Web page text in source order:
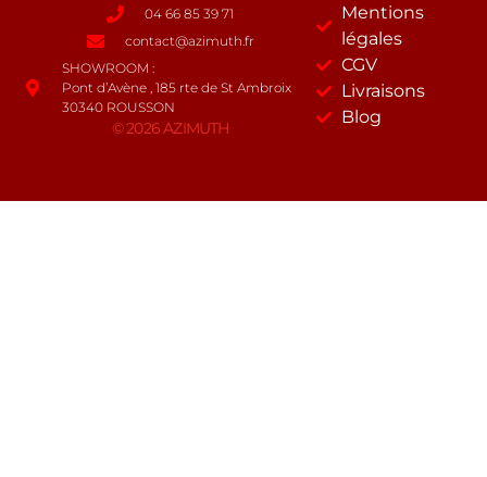
04 66 85 39 71
contact@azimuth.fr
SHOWROOM :
Pont d’Avène , 185 rte de St Ambroix
30340 ROUSSON
© 2026 AZIMUTH
Mentions
légales
CGV
Livraisons
Blog